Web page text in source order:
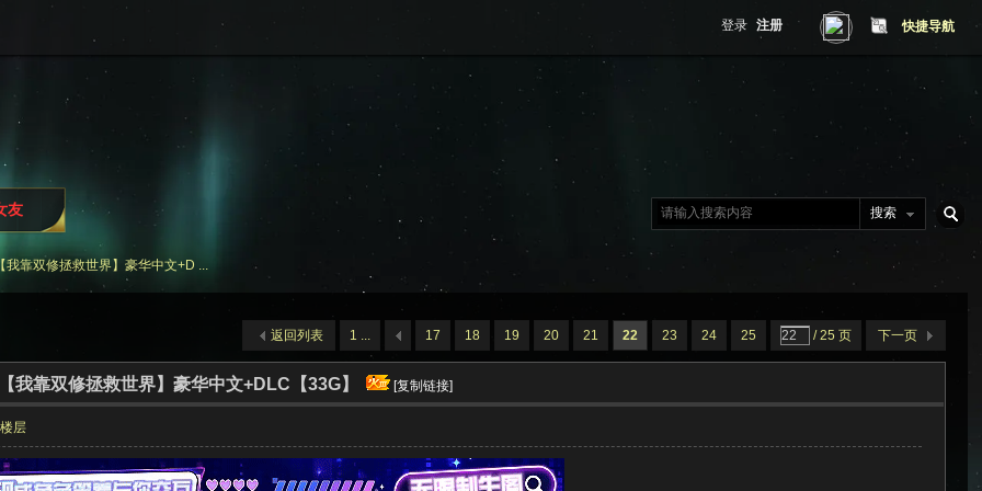
快捷导航
登录 注册
搜索
友
我靠双修拯救世界】豪华中文+D ...
1 ... 17 18 19 20 21 22 23 24 25 / 25 页 下一页
返回列表
我靠双修拯救世界】豪华中文+DLC【33G】 [复制链接]
层